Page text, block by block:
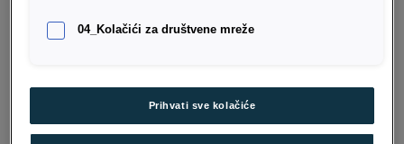
04_Kolačići za društvene mreže
Prihvati sve kolačiće